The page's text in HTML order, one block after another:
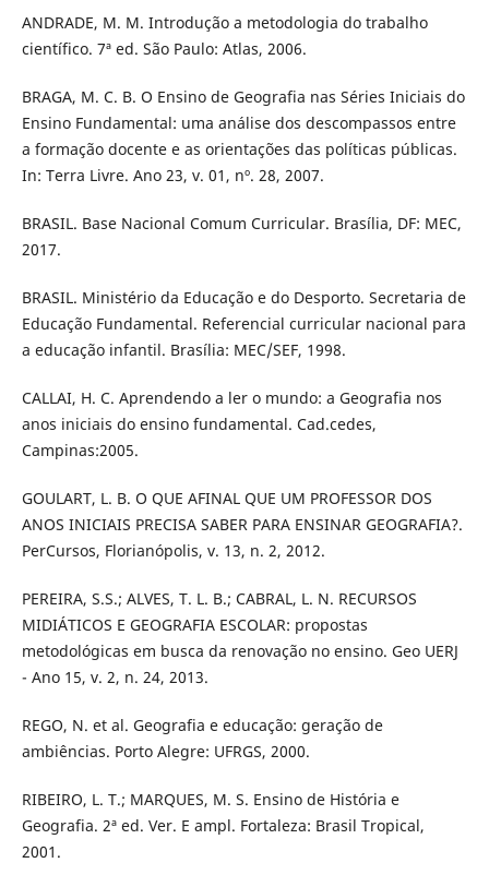
ANDRADE, M. M. Introdução a metodologia do trabalho
científico. 7ª ed. São Paulo: Atlas, 2006.
BRAGA, M. C. B. O Ensino de Geografia nas Séries Iniciais do
Ensino Fundamental: uma análise dos descompassos entre
a formação docente e as orientações das políticas públicas.
In: Terra Livre. Ano 23, v. 01, nº. 28, 2007.
BRASIL. Base Nacional Comum Curricular. Brasília, DF: MEC,
2017.
BRASIL. Ministério da Educação e do Desporto. Secretaria de
Educação Fundamental. Referencial curricular nacional para
a educação infantil. Brasília: MEC/SEF, 1998.
CALLAI, H. C. Aprendendo a ler o mundo: a Geografia nos
anos iniciais do ensino fundamental. Cad.cedes,
Campinas:2005.
GOULART, L. B. O QUE AFINAL QUE UM PROFESSOR DOS
ANOS INICIAIS PRECISA SABER PARA ENSINAR GEOGRAFIA?.
PerCursos, Florianópolis, v. 13, n. 2, 2012.
PEREIRA, S.S.; ALVES, T. L. B.; CABRAL, L. N. RECURSOS
MIDIÁTICOS E GEOGRAFIA ESCOLAR: propostas
metodológicas em busca da renovação no ensino. Geo UERJ
- Ano 15, v. 2, n. 24, 2013.
REGO, N. et al. Geografia e educação: geração de
ambiências. Porto Alegre: UFRGS, 2000.
RIBEIRO, L. T.; MARQUES, M. S. Ensino de História e
Geografia. 2ª ed. Ver. E ampl. Fortaleza: Brasil Tropical,
2001.